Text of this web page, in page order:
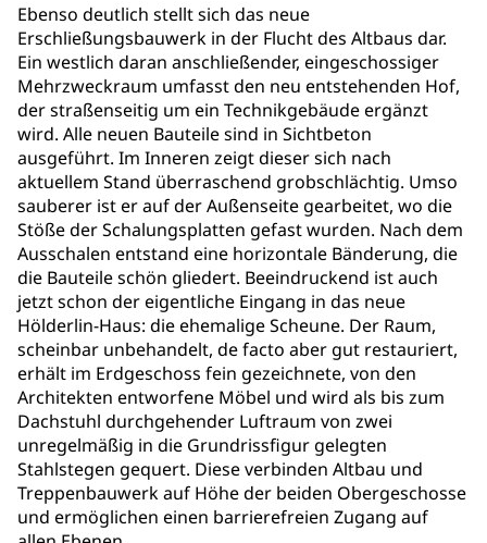
Ebenso deutlich stellt sich das neue
Erschließungsbauwerk in der Flucht des Altbaus dar.
Ein westlich daran anschließender, eingeschossiger
Mehrzweckraum umfasst den neu entstehenden Hof,
der straßenseitig um ein Technikgebäude ergänzt
wird. Alle neuen Bauteile sind in Sichtbeton
ausgeführt. Im Inneren zeigt dieser sich nach
aktuellem Stand überraschend grobschlächtig. Umso
sauberer ist er auf der Außenseite gearbeitet, wo die
Stöße der Schalungsplatten gefast wurden. Nach dem
Ausschalen entstand eine horizontale Bänderung, die
die Bauteile schön gliedert. Beeindruckend ist auch
jetzt schon der eigentliche Eingang in das neue
Hölderlin-Haus: die ehemalige Scheune. Der Raum,
scheinbar unbehandelt, de facto aber gut restauriert,
erhält im Erdgeschoss fein gezeichnete, von den
Architekten entworfene Möbel und wird als bis zum
Dachstuhl durchgehender Luftraum von zwei
unregelmäßig in die Grundrissfigur gelegten
Stahlstegen gequert. Diese verbinden Altbau und
Treppenbauwerk auf Höhe der beiden Obergeschosse
und ermöglichen einen barrierefreien Zugang auf